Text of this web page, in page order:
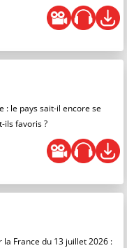
: le pays sait-il encore se
ils favoris ?
France du 13 juillet 2026 :